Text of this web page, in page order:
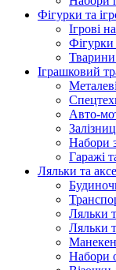
Фігурки та
Ігрові
Фігурки
Тварини
Іграшковий
Авто-
Набори
Гаражі
Ляльки та
Ляльки
Ляльки
Набори